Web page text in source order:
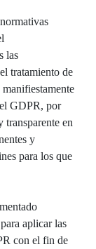
las
tratamiento de
GDPR, por
transparente en
y
para los que
aplicar las
con el fin de